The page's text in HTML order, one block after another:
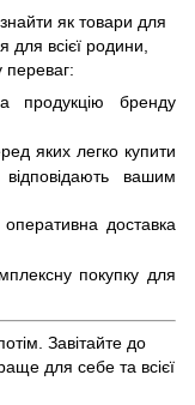
як товари для
для всієї родини,
продукцію бренду
яких легко купити
вашим
оперативна доставка
покупку для
Завітайте до
для себе та всієї